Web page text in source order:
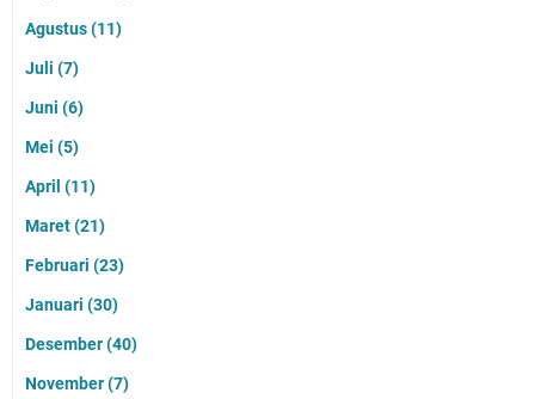
Agustus(11)
Juli (7)
Juni (6)
Mei (5)
April (11)
Maret(21)
Februari (23)
Januari (30)
Desember(40)
November(7)